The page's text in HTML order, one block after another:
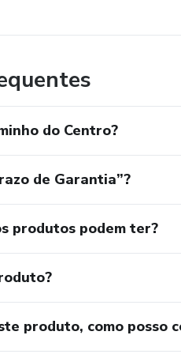
do Centro?
de Garantia”?
produtos podem ter?
produto, como posso